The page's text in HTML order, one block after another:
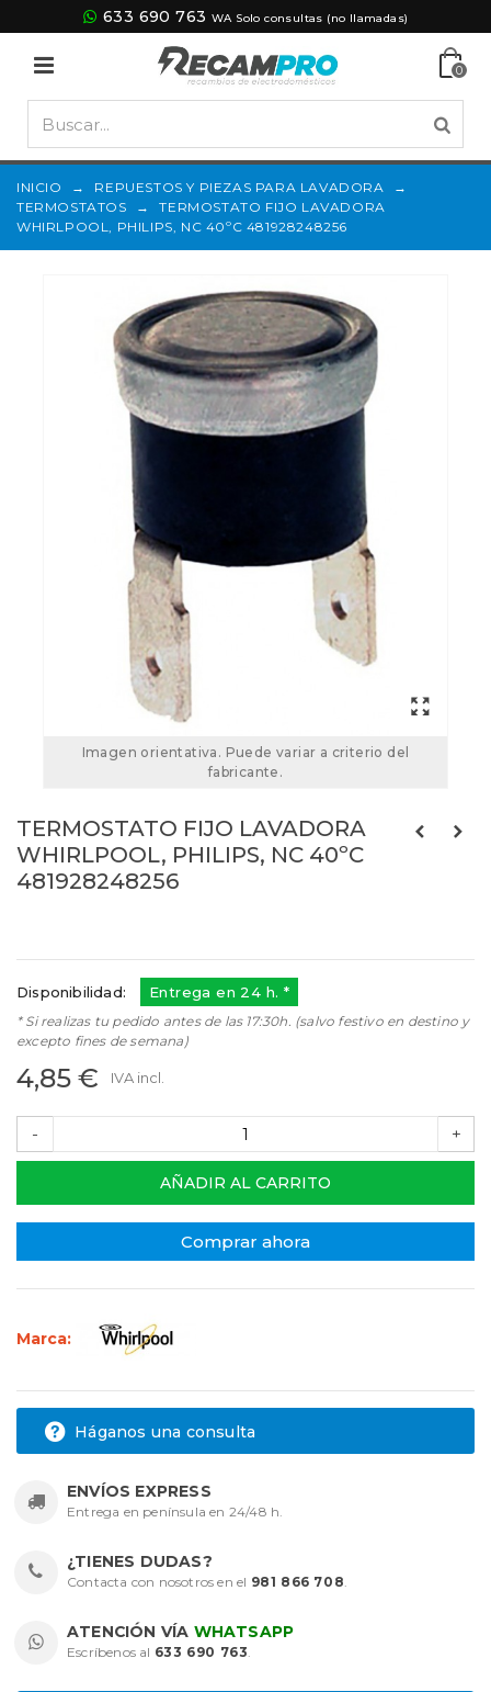
633 690 763 WA Solo consultas (no llamadas)
0
INICIO → REPUESTOS Y PIEZAS PARA LAVADORA
→
TERMOSTATOS
→
TERMOSTATO FIJO LAVADORA
WHIRLPOOL, PHILIPS, NC 40ºC 481928248256
Imagen orientativa. Puede variar a criterio del
fabricante.
TERMOSTATO FIJO LAVADORA
WHIRLPOOL, PHILIPS, NC 40ºC
481928248256
Disponibilidad: Entrega en 24 h. *
* Si realizas tu pedido antes de las 17:30h. (salvo festivo en destino y
excepto fines de semana)
4,85 € IVA incl.
- +
AÑADIR AL CARRITO
Comprar ahora
Marca:
Háganos una consulta
ENVÍOS EXPRESS
Entrega en península en 24/48 h.
¿TIENES DUDAS?
Contacta con nosotros en el 981 866 708.
ATENCIÓN VÍA WHATSAPP
Escríbenos al 633 690 763.